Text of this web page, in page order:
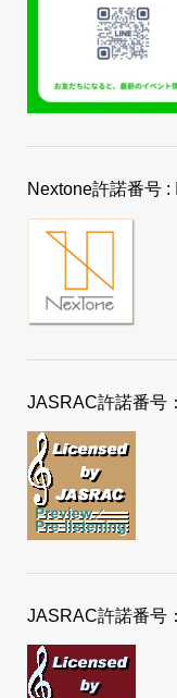
Nextone許諾番号
JASRAC許諾番号
JASRAC許諾番号